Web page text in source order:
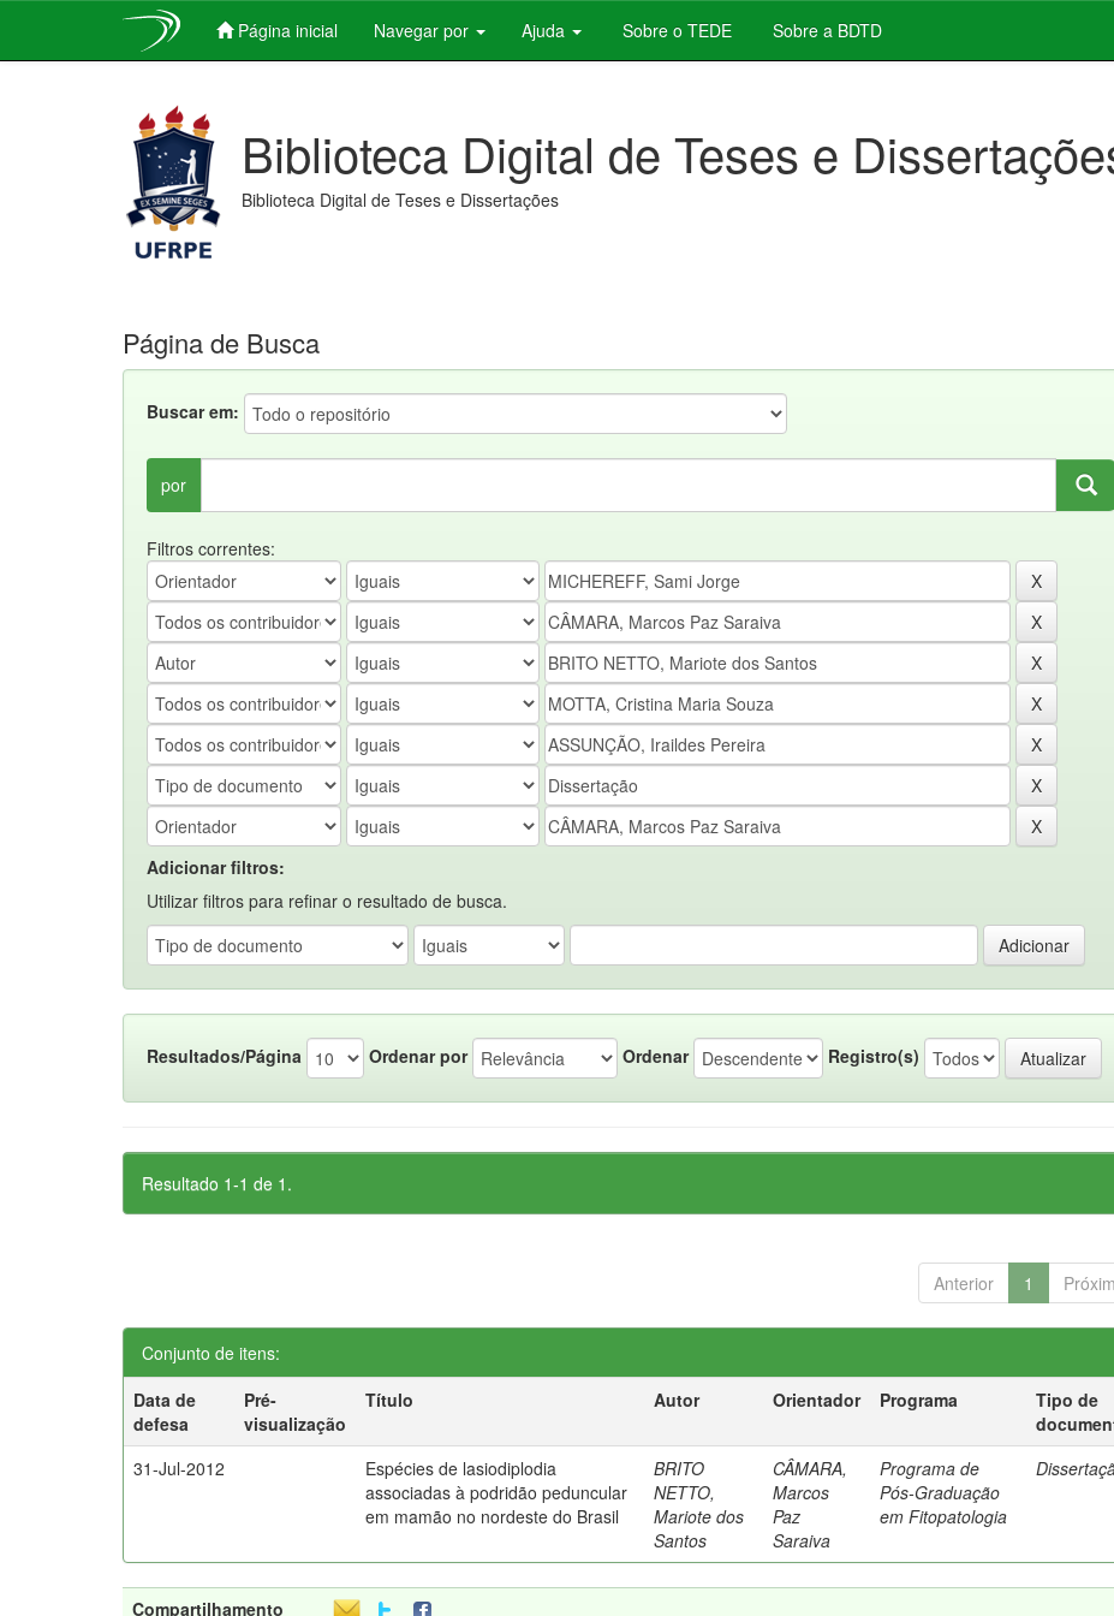
Página inicial Navegar por Ajuda Sobre o TEDE Sobre a BDTD
Biblioteca Digital de Teses e
Biblioteca Digital de Teses e Dissertações
Página de Busca
Buscar em:
por
Filtros correntes:
Adicionar filtros:
Utilizar filtros para refinar o resultado de busca.
Resultados/Página Ordenar por Ordenar Registro(s)
Resultado 1-1 de 1.
Anterior 1
Conjunto de itens:
Data de
defesa
Pré-
visualização
Título Autor Orientador Programa
Tipo de
31-Jul-2012
Espécies de lasiodiplodia
associadas à podridão peduncular
em mamão no nordeste do Brasil
BRITO
NETTO,
Mariote dos
Santos
CÂMARA,
Marcos
Paz
Saraiva
Programa de
Pós-Graduação
em Fitopatologia
Compartilhamento